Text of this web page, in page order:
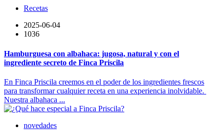
Recetas
2025-06-04
1036
Hamburguesa con albahaca: jugosa, natural y con el
ingrediente secreto de Finca Priscila
En Finca Priscila creemos en el poder de los ingredientes frescos
para transformar cualquier receta en una experiencia inolvidable.
Nuestra albahaca ...
novedades